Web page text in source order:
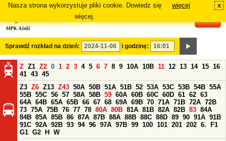
Nasza strona wykorzystuje pliki cookie. Dowiedz się
więcej.
więcej x
Sprawdź rozkład na dzień: i godzinę:
Z Z1 Z2 0 1 2 3 4 5 6 7 8 9 10A 10B 11 12 13 14 15 16
41 43 45
Z3 Z6 Z13 Z43 50A 50B 51A 51B 52 53A 53C 53B 54B 55A
55B 55C 56 57 58A 58B 59 60A 60B 60C 60D 61 62 63
64A 64B 65A 65B 66 67 68 69A 69B 70 71A 71B 72A 72B
73 75A 75B 76 77 78 80A 80B 81A 81B 82A 82B 83 84A
84B 85A 85B 86 87A 87B 88A 88B 88C 88D 89 90 91A 91B
91C 92A 92B 93 94 96 97A 97B 99 100 101 201 202 6.
F1
G1 G2 H
W